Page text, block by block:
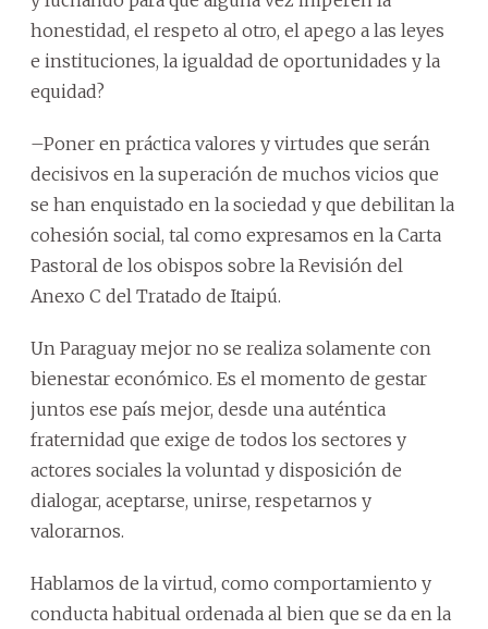
honestidad, el respeto al otro, el apego a las leyes
e instituciones, la igualdad de oportunidades y la
equidad?
–Poner en práctica valores y virtudes que serán
decisivos en la superación de muchos vicios que
se han enquistado en la sociedad y que debilitan la
cohesión social, tal como expresamos en la Carta
Pastoral de los obispos sobre la Revisión del
Anexo C del Tratado de Itaipú.
Un Paraguay mejor no se realiza solamente con
bienestar económico. Es el momento de gestar
juntos ese país mejor, desde una auténtica
fraternidad que exige de todos los sectores y
actores sociales la voluntad y disposición de
dialogar, aceptarse, unirse, respetarnos y
valorarnos.
Hablamos de la virtud, como comportamiento y
conducta habitual ordenada al bien que se da en la